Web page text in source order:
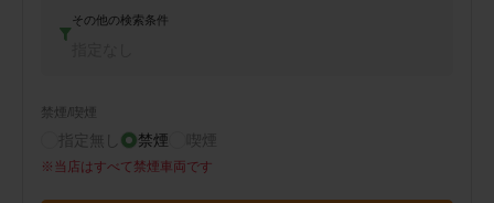
その他の検索条件
禁煙/喫煙
指定無し 禁煙 喫煙
※ 当店はすべて禁煙車両です